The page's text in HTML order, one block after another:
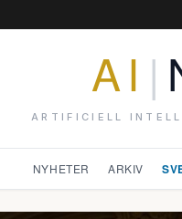
AI |
ARTIFICIELL
NYHETER ARKIV